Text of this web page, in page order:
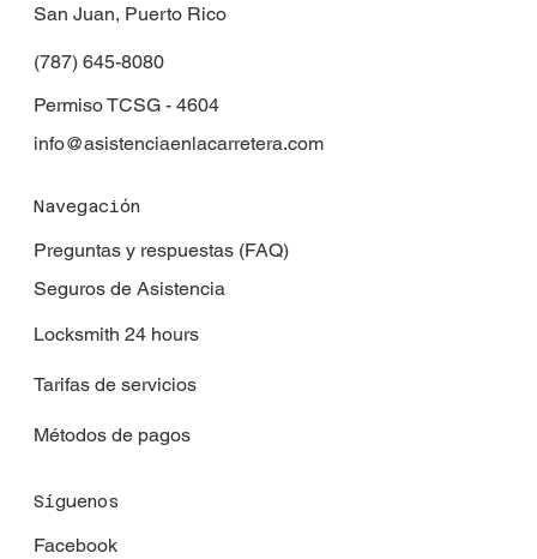
Permiso TCSG - 4604
San Juan, Puerto Rico
(787) 645-8080
info@asistenciaenlacarretera.com
Navegación
Preguntas y respuestas (FAQ)
Seguros de Asistencia
Locksmith 24 hours
Tarifas de servicios
Métodos de pagos
Síguenos
Facebook